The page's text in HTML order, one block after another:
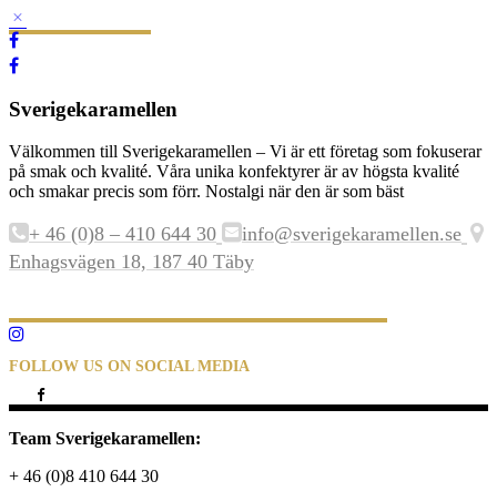
Sverigekaramellen
Välkommen till Sverigekaramellen – Vi är ett företag som fokuserar
på smak och kvalité. Våra unika konfektyrer är av högsta kvalité
och smakar precis som förr. Nostalgi när den är som bäst
+ 46 (0)8 – 410 644 30
info@sverigekaramellen.se
Enhagsvägen 18, 187 40 Täby
FOLLOW US ON SOCIAL MEDIA
Team Sverigekaramellen:
+ 46 (0)8 410 644 30